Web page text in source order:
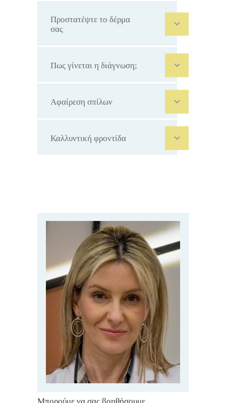
Προστατέψτε το δέρμα
σας
Πως γίνεται η διάγνωση;
Αφαίρεση σπίλων
Καλλυντική φροντίδα
Μπορούμε να σας βοηθήσουμε